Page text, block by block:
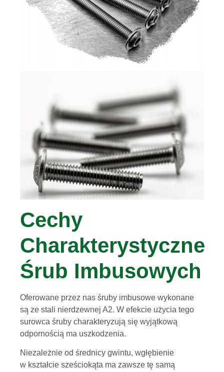
Cechy
Charakterystyczne
Śrub Imbusowych
Oferowane przez nas śruby imbusowe wykonane
są ze stali nierdzewnej A2. W efekcie użycia tego
surowca śruby charakteryzują się wyjątkową
odpornością ma uszkodzenia.
Niezależnie od średnicy gwintu, wgłębienie
w kształcie sześciokąta ma zawsze tę samą